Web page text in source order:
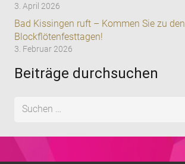
3. April 2026
Bad Kissingen ruft – Kommen Sie zu den
Blockflötenfesttagen!
3. Februar 2026
Beiträge durchsuchen
Suchen